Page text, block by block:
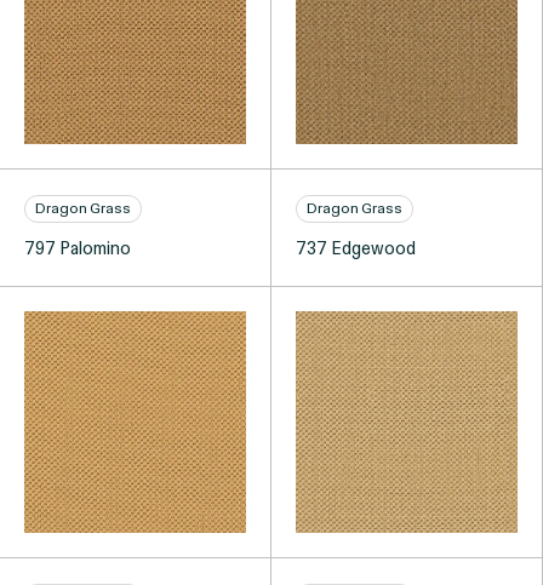
Dragon Grass
797 Palomino
Dragon Grass
737 Edgewood